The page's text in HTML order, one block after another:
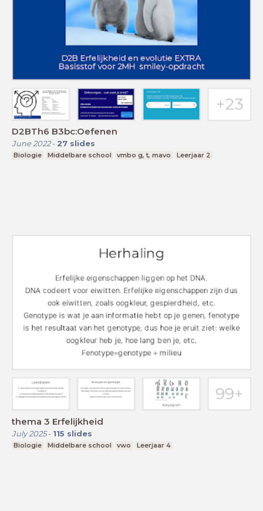
D2BTh6 B3bc:Oefenen
June 2022- 27 slides
Biologie Middelbare school vmbo g, t, mavo Leerjaar 2
thema 3 Erfelijkheid
July 2025- 115 slides
Biologie Middelbare school vwo Leerjaar 4